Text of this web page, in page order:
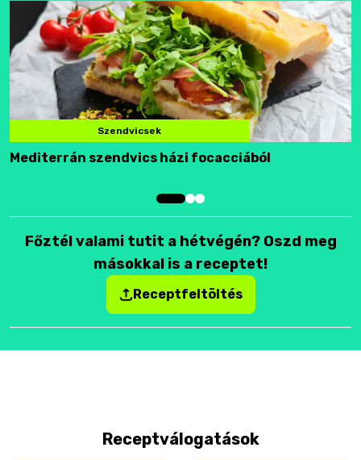
Szendvicsek
Mediterrán szendvics házi focacciából
Főztél valami tutit a hétvégén? Oszd meg
másokkal is a receptet!
Receptfeltöltés
Receptválogatások